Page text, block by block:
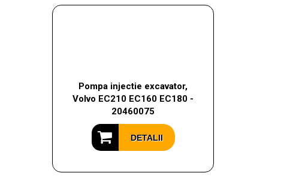
Pompa injectie excavator,
Volvo EC210 EC160 EC180 -
20460075
DETALII